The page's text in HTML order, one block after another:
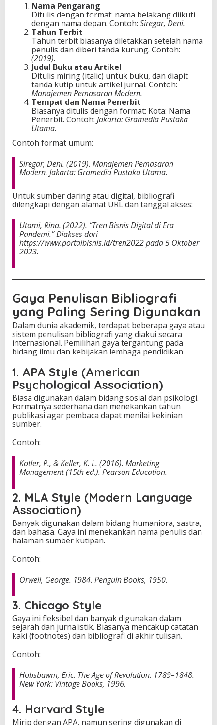
Nama Pengarang
Ditulis dengan format: nama belakang diikuti
dengan nama depan. Contoh: Siregar, Deni.
Tahun Terbit
Tahun terbit biasanya diletakkan setelah nama
penulis dan diberi tanda kurung. Contoh:
(2019).
Judul Buku atau Artikel
Ditulis miring (italic) untuk buku, dan diapit
tanda kutip untuk artikel jurnal. Contoh:
Manajemen Pemasaran Modern.
Tempat dan Nama Penerbit
Biasanya ditulis dengan format: Kota: Nama
Penerbit. Contoh: Jakarta: Gramedia Pustaka
Utama.
Contoh format umum:
Siregar, Deni. (2019). Manajemen Pemasaran
Modern. Jakarta: Gramedia Pustaka Utama.
Untuk sumber daring atau digital, bibliografi
dilengkapi dengan alamat URL dan tanggal akses:
Utami, Rina. (2022). “Tren Bisnis Digital di Era
Pandemi.” Diakses dari
https://www.portalbisnis.id/tren2022 pada 5 Oktober
2023.
Gaya Penulisan Bibliografi
yang Paling Sering Digunakan
Dalam dunia akademik, terdapat beberapa gaya atau
sistem penulisan bibliografi yang diakui secara
internasional. Pemilihan gaya tergantung pada
bidang ilmu dan kebijakan lembaga pendidikan.
1. APA Style (American
Psychological Association)
Biasa digunakan dalam bidang sosial dan psikologi.
Formatnya sederhana dan menekankan tahun
publikasi agar pembaca dapat menilai kekinian
sumber.
Contoh:
Kotler, P., & Keller, K. L. (2016). Marketing
Management(15th ed.). Pearson Education.
2. MLA Style (Modern Language
Association)
Banyak digunakan dalam bidang humaniora, sastra,
dan bahasa. Gaya ini menekankan nama penulis dan
halaman sumber kutipan.
Contoh:
Orwell, George. 1984. Penguin Books, 1950.
3. Chicago Style
Gaya ini fleksibel dan banyak digunakan dalam
sejarah dan jurnalistik. Biasanya mencakup catatan
kaki (footnotes) dan bibliografi di akhir tulisan.
Contoh:
Hobsbawm, Eric. The Age of Revolution: 1789–1848.
New York: Vintage Books, 1996.
4. Harvard Style
Mirip dengan APA, namun sering digunakan di